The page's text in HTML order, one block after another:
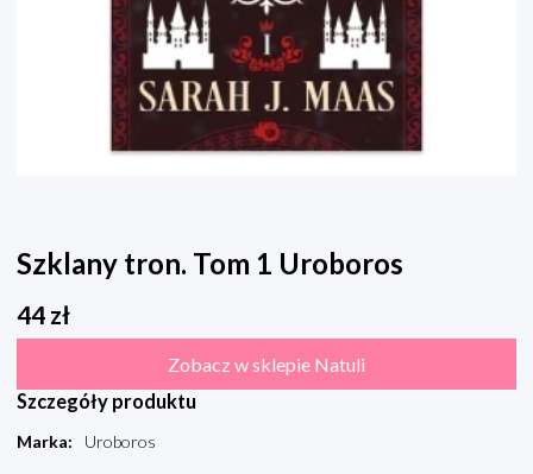
Szklany tron. Tom 1 Uroboros
44 zł
Zobacz w sklepie Natuli
Szczegóły produktu
Marka:
Uroboros